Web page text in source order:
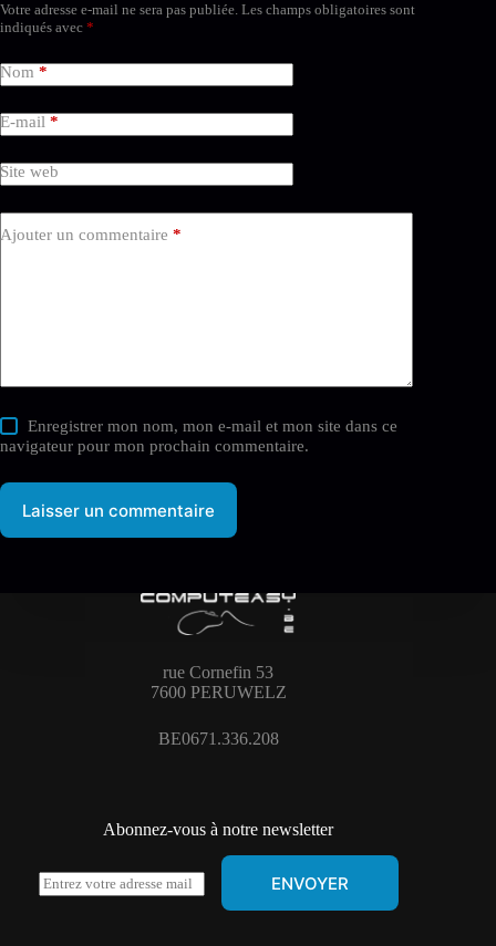
Votre adresse e-mail ne sera pas publiée. Les champs obligatoires sont
indiqués avec *
Nom *
E-mail *
Site web
Ajouter un commentaire *
Enregistrer mon nom, mon e-mail et mon site dans ce
navigateur pour mon prochain commentaire.
Laisser un commentaire
rue Cornefin 53
7600 PERUWELZ
BE0671.336.208
Abonnez-vous à notre newsletter
E
m
ENVOYER